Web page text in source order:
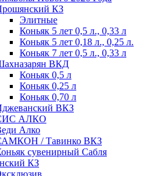
КЗ
Элитные
Коньяк 5 лет 0,5 л., 0,33 л
Коньяк 5 лет 0,18 л., 0,25 л.
Коньяк 7 лет 0,5 л., 0,33 л
ВКД
Коньяк 0,5 л
Коньяк 0,25 л
Коньяк 0,70 л
ВКЗ
АЛКО
Алко
/ Тавинко ВКЗ
сувенирный Сабля
КЗ